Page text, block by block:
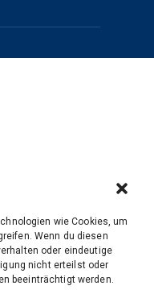
wie Cookies, um
Wenn du diesen
oder eindeutige
nicht erteilst oder
beeinträchtigt werden.